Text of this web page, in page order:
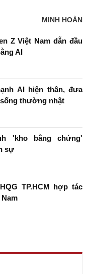
MINH HOÀN
Z Việt Nam dẫn đầu
AI
AI hiện thân, đưa
thường nhật
'kho bằng chứng'
sự
TP.HCM hợp tác